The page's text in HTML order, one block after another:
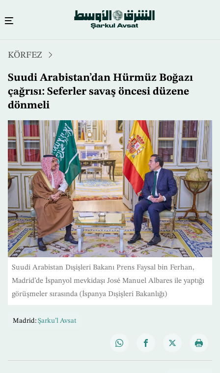
içeriğe
atla
KÖRFEZ
Suudi Arabistan’dan Hürmüz Boğazı
çağrısı: Seferler savaş öncesi düzene
dönmeli
Suudi Arabistan Dışişleri Bakanı Prens Faysal bin Ferhan,
Madrid’de İspanyol mevkidaşı José Manuel Albares ile yaptığı
görüşmeler sırasında (İspanya Dışişleri Bakanlığı)
Madrid: Şarku’l Avsat